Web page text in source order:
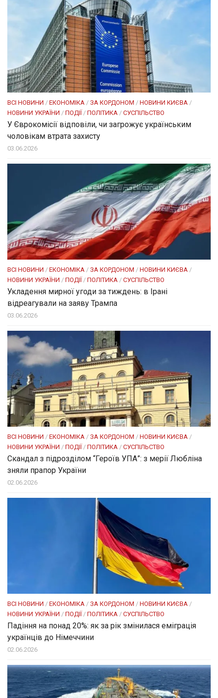
ВСІ НОВИНИ / ЕКОНОМІКА / ЗА КОРДОНОМ / НОВИНИ КИЄВА /
НОВИНИ УКРАЇНИ / ПОДІЇ / ПОЛІТИКА / СУСПІЛЬСТВО
У Єврокомісії відповіли, чи загрожує українським
чоловікам втрата захисту
03.06.2026
ВСІ НОВИНИ / ЕКОНОМІКА / ЗА КОРДОНОМ / НОВИНИ КИЄВА /
НОВИНИ УКРАЇНИ / ПОДІЇ / ПОЛІТИКА / СУСПІЛЬСТВО
Укладення мирної угоди за тиждень: в Ірані
відреагували на заяву Трампа
03.06.2026
ВСІ НОВИНИ / ЕКОНОМІКА / ЗА КОРДОНОМ / НОВИНИ КИЄВА /
НОВИНИ УКРАЇНИ / ПОДІЇ / ПОЛІТИКА / СУСПІЛЬСТВО
Скандал з підрозділом “Героїв УПА”: з мерії Любліна
зняли прапор України
02.06.2026
ВСІ НОВИНИ / ЕКОНОМІКА / ЗА КОРДОНОМ / НОВИНИ КИЄВА /
НОВИНИ УКРАЇНИ / ПОДІЇ / ПОЛІТИКА / СУСПІЛЬСТВО
Падіння на понад 20%: як за рік змінилася еміграція
українців до Німеччини
02.06.2026